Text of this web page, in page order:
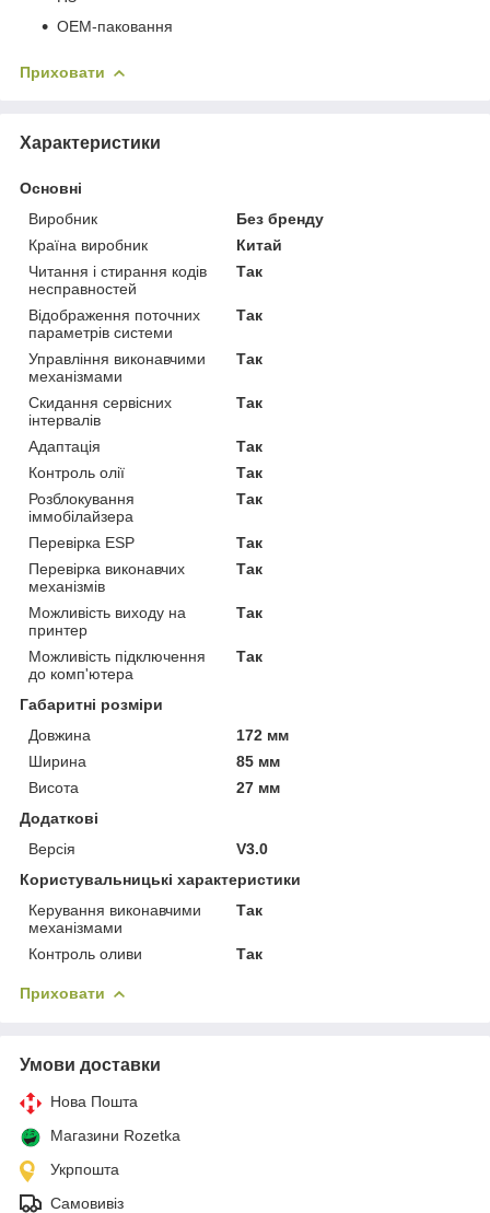
OEM-паковання
Приховати
Характеристики
Основні
Виробник
Без бренду
Країна виробник
Китай
Читання і стирання кодів
несправностей
Так
Відображення поточних
параметрів системи
Так
Управління виконавчими
механізмами
Так
Скидання сервісних
інтервалів
Так
Адаптація
Так
Контроль олії
Так
Розблокування
іммобілайзера
Так
Перевірка ESP
Так
Перевірка виконавчих
механізмів
Так
Можливість виходу на
принтер
Так
Можливість підключення
до комп'ютера
Так
Габаритні розміри
Довжина
172 мм
Ширина
85 мм
Висота
27 мм
Додаткові
Версія
V3.0
Користувальницькі характеристики
Керування виконавчими
механізмами
Так
Контроль оливи Так
Приховати
Умови доставки
Нова Пошта
Магазини Rozetka
Укрпошта
Самовивіз